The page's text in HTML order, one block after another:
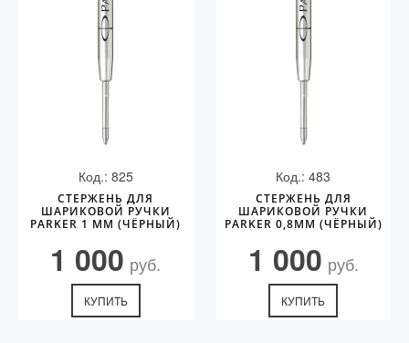
Код.: 825
СТЕРЖЕНЬ ДЛЯ
ШАРИКОВОЙ РУЧКИ
PARKER 1 ММ (ЧЁРНЫЙ)
1 000 руб.
КУПИТЬ
Код.: 483
СТЕРЖЕНЬ ДЛЯ
ШАРИКОВОЙ РУЧКИ
PARKER 0,8ММ (ЧЁРНЫЙ)
1 000 руб.
КУПИТЬ